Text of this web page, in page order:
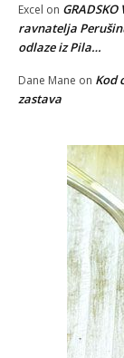
Excel on
ravnatelja
odlaze iz Pila…
Dane Mane on Kod
zastava